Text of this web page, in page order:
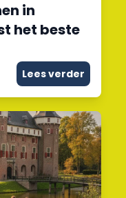
in
het beste
Lees verder